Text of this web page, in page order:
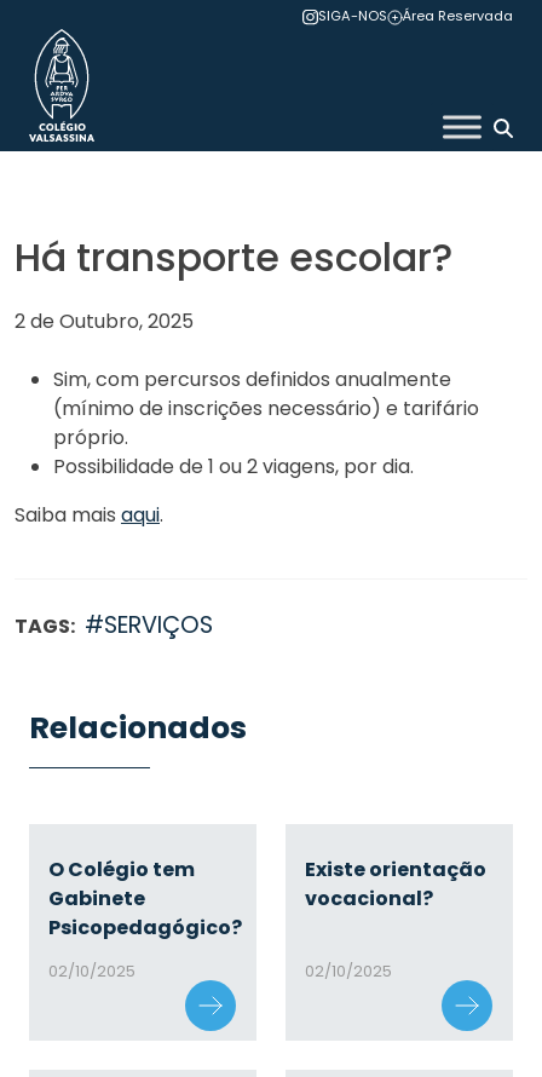
content
SIGA-NOS Área Reservada
Colégio Valsassina
Há transporte escolar?
2 de Outubro, 2025
Sim, com percursos definidos anualmente
(mínimo de inscrições necessário) e tarifário
próprio.
Possibilidade de 1 ou 2 viagens, por dia.
Saiba mais aqui.
TAGS: #SERVIÇOS
Relacionados
O Colégio tem
Gabinete
Psicopedagógico?
02/10/2025
Existe orientação
vocacional?
02/10/2025